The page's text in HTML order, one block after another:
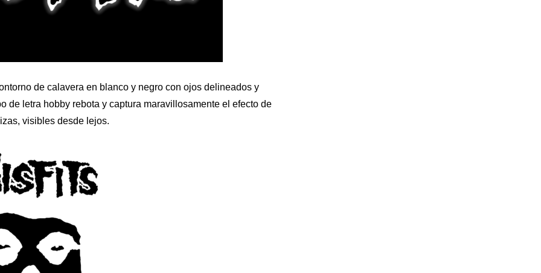
de calavera en blanco y negro con ojos delineados y
de letra hobby rebota y captura maravillosamente el efecto de
visibles desde lejos.